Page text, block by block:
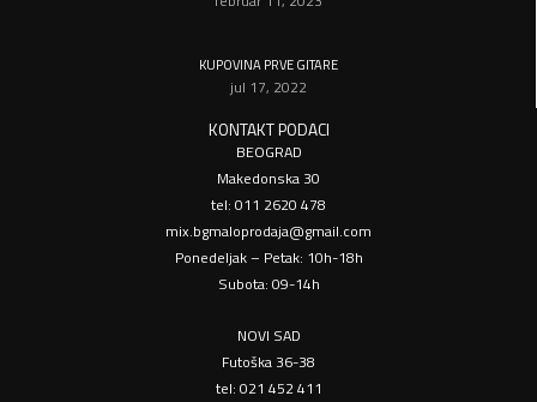
KUPOVINA PRVE GITARE
jul 17, 2022
KONTAKT PODACI
BEOGRAD
Makedonska 30
tel: 011 2620 478
mix.bgmaloprodaja@gmail.com
Ponedeljak – Petak: 10h-18h
Subota: 09-14h
NOVI SAD
Futoška 36-38
tel: 021 452 411